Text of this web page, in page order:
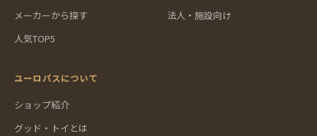
メーカーから探す
人気TOP5
法人・施設向け
ユーロバスについて
ショップ紹介
グッド・トイとは